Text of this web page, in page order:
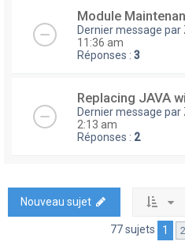
Module
Dernier message par
11:36 am
Réponses : 3
Replacing JAVA
Dernier message par
2:13 am
Réponses : 2
Nouveau sujet
77 sujets 1 2